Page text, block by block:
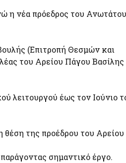
η νέα πρόεδρος του Ανωτάτου
(Επιτροπή Θεσμών και
του Αρείου Πάγου Βασίλης
λειτουργού έως τον Ιούνιο
της προέδρου του
σημαντικό έργο.